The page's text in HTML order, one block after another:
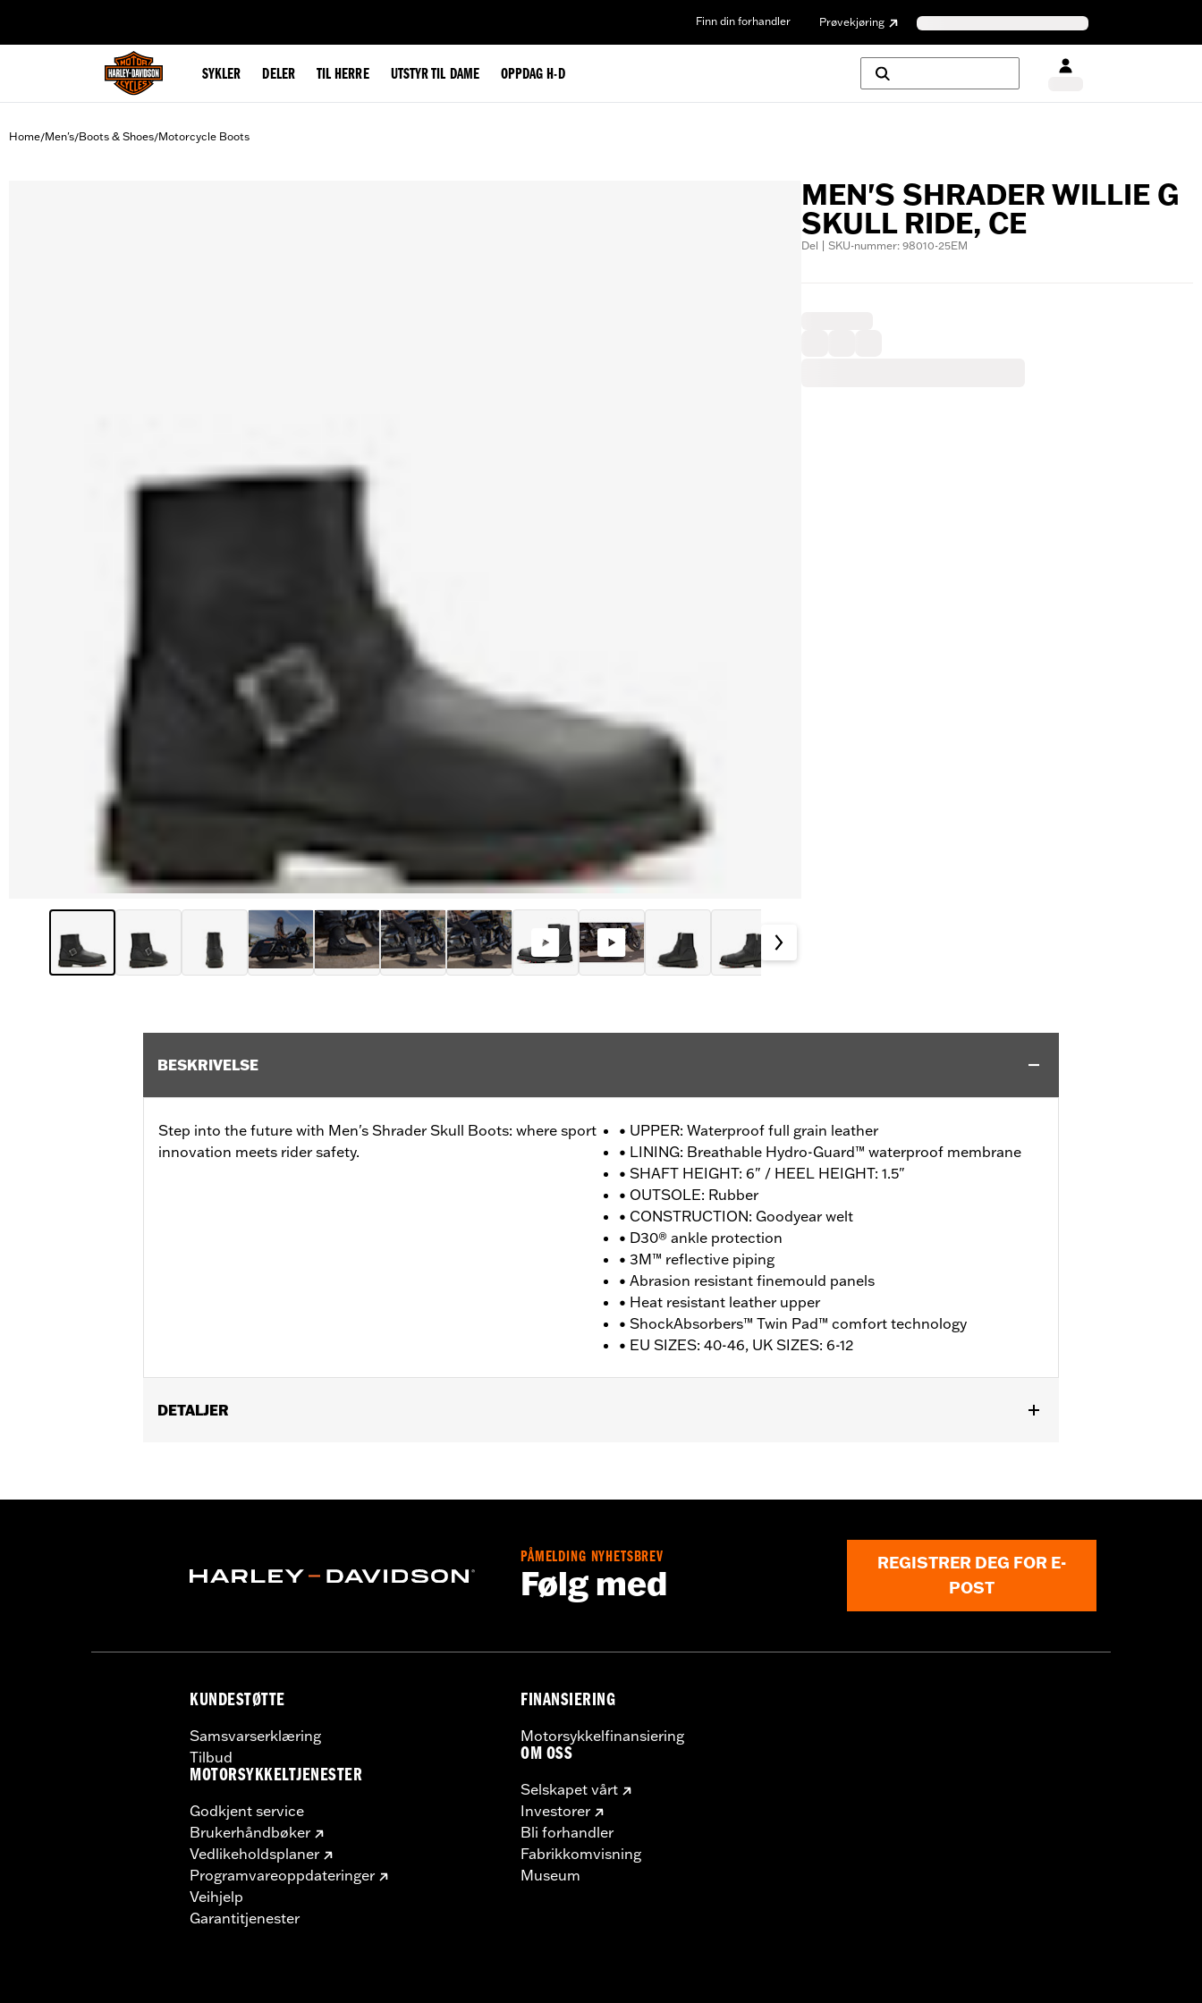
Finn din forhandler Prøvekjøring
SYKLER DELER TIL HERRE UTSTYR TIL DAME OPPDAG H-D
Home/Men's/Boots & Shoes/Motorcycle Boots
MEN'S SHRADER WILLIE G
SKULL RIDE, CE
Del | SKU-nummer: 98010-25EM
BESKRIVELSE
Step into the future with Men's Shrader Skull Boots: where sport
innovation meets rider safety.
• UPPER: Waterproof full grain leather
• LINING: Breathable Hydro-Guard™ waterproof membrane
• SHAFT HEIGHT: 6" / HEEL HEIGHT: 1.5"
• OUTSOLE: Rubber
• CONSTRUCTION: Goodyear welt
• D30® ankle protection
• 3M™ reflective piping
• Abrasion resistant finemould panels
• Heat resistant leather upper
• ShockAbsorbers™ Twin Pad™ comfort technology
• EU SIZES: 40-46, UK SIZES: 6-12
DETALJER
Origin:Imported
PÅMELDING NYHETSBREV
Følg med
REGISTRER DEG FOR E-
POST
KUNDESTØTTE
Samsvarserklæring
Tilbud
MOTORSYKKELTJENESTER
Godkjent service
Brukerhåndbøker
Vedlikeholdsplaner
Programvareoppdateringer
Veihjelp
Garantitjenester
FINANSIERING
Motorsykkelfinansiering
OM OSS
Selskapet vårt
Investorer
Bli forhandler
Fabrikkomvisning
Museum